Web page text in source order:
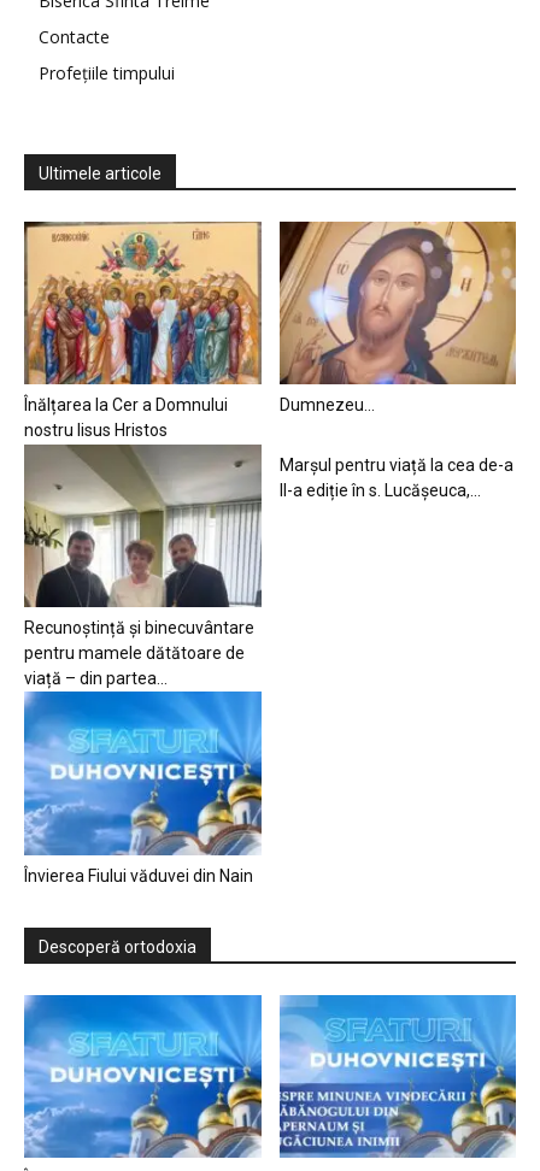
Contacte
Profețiile timpului
Ultimele articole
Înălțarea la Cer a Domnului
nostru Iisus Hristos
Dumnezeu…
Recunoștință și binecuvântare
pentru mamele dătătoare de
viață – din partea...
Marșul pentru viață la cea de-a
II-a ediție în s. Lucășeuca,...
Învierea Fiului văduvei din Nain
Descoperă ortodoxia